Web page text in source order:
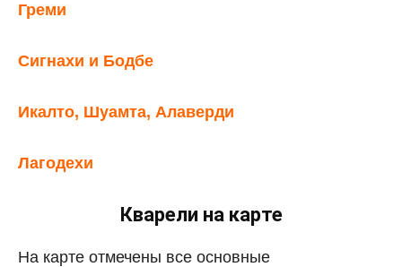
Греми
Сигнахи и Бодбе
Икалто, Шуамта, Алаверди
Лагодехи
Кварели на карте
На карте отмечены все основные